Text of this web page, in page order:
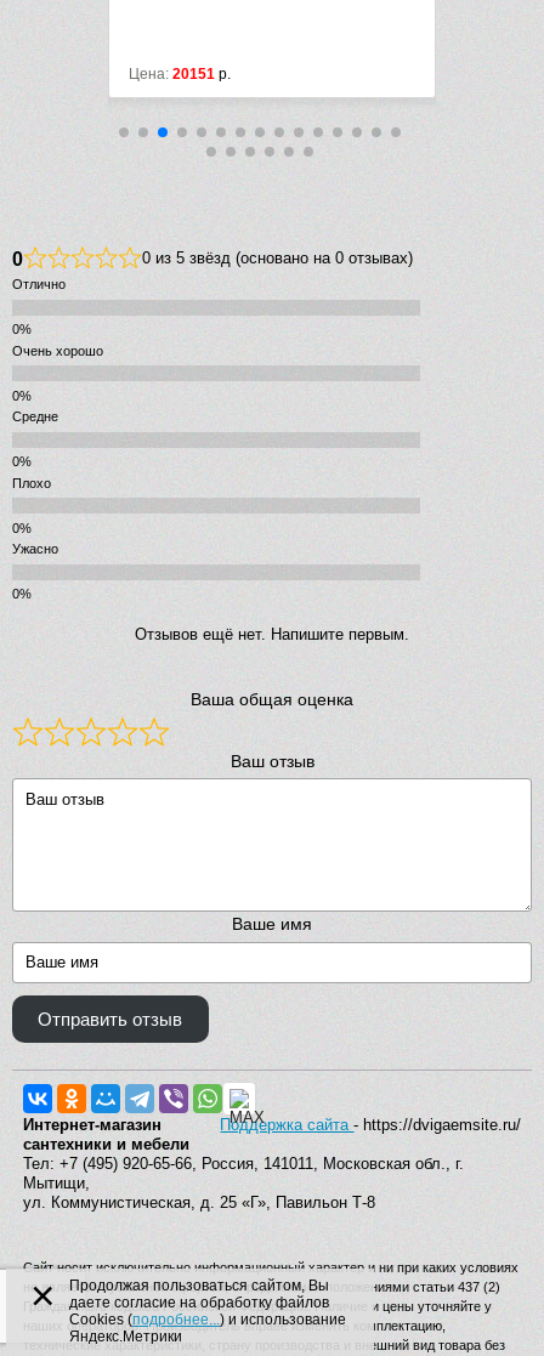
Цена: 20151 р.
0 0 из 5 звёзд (основано на 0 отзывах)
Отлично
Очень хорошо
Средне
Плохо
Ужасно
Отзывов ещё нет. Напишите первым.
Ваша общая оценка
Ваш отзыв
Ваше имя
Отправить отзыв
Поддержка сайта- https://dvigaemsite.ru/
Интернет-магазин
сантехники и мебели
Тел: +7 (495) 920-65-66, Россия, 141011, Московская обл., г.
Мытищи,
ул. Коммунистическая, д. 25 «Г», Павильон Т-8
Сайт носит исключительно информационный характер и ни при каких условиях
не является публичной офертой, определяемой положениями статьи 437 (2)
Гражданского кодекса Российской Федерации. Наличие и цены уточняйте у
наших операторов. Производитель вправе изменять комплектацию,
технические характеристики, страну производства и внешний вид товара без
×
Продолжая пользоваться сайтом, Вы
даете согласие на обработку файлов
Cookies (подробнее...) и использование
Яндекс.Метрики